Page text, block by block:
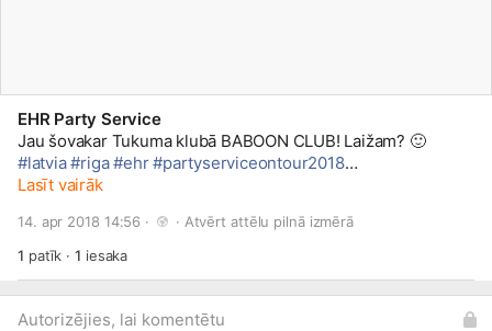
EHR Party Service
Jau šovakar Tukuma klubā BABOON CLUB! Laižam? 🙂
#latvia#riga#ehr#partyserviceontour2018
#ehrpartyservice2018
Lasīt vairāk
14. apr 2018 14:56 · · Atvērt attēlu pilnā izmērā
1 patīk ·1 iesaka
Autorizējies, lai komentētu